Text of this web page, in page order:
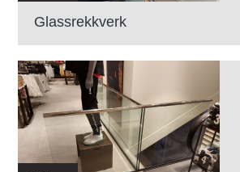
Glassrekkverk